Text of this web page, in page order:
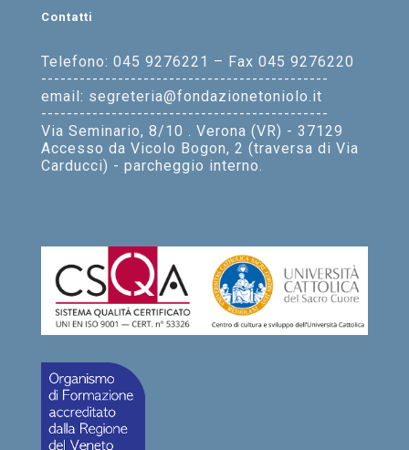
Contatti
Telefono: 045 9276221 – Fax 045 9276220
---------------------------------------------
email: segreteria@fondazionetoniolo.it
---------------------------------------------
Via Seminario, 8/10 . Verona (VR) - 37129
Accesso da Vicolo Bogon, 2 (traversa di Via
Carducci) - parcheggio interno.